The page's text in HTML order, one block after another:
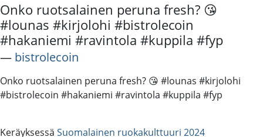
Onko ruotsalainen peruna fresh? 😘
#lounas #kirjolohi #bistrolecoin
#hakaniemi #ravintola #kuppila #fyp
― bistrolecoin
Onko ruotsalainen peruna fresh? 😘 #lounas #kirjolohi
#bistrolecoin #hakaniemi #ravintola #kuppila #fyp
Keräyksessä Suomalainen ruokakulttuuri 2024